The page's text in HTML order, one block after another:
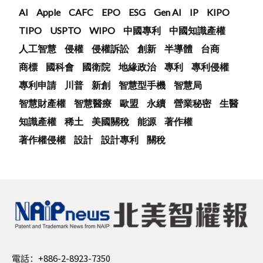
AI Apple CAFC EPO ESG Gen AI IP
KIPO
TIPO
USPTO WIPO 中國專利
中國知識產權
人工智慧
侵權 侵權訴訟 創新 半導體
台商
商標
國科會 國衛院 地緣政治 專利
專利侵權
專利申請
川普 新創 智慧型手機
智慧局
智慧財產權
智慧醫療 歐盟 永續 營業秘密
生醫
知識產權
稀土 美國關稅 能源
著作權
著作權侵權
設計 設計專利 關稅
電話： +886-2-8923-7350